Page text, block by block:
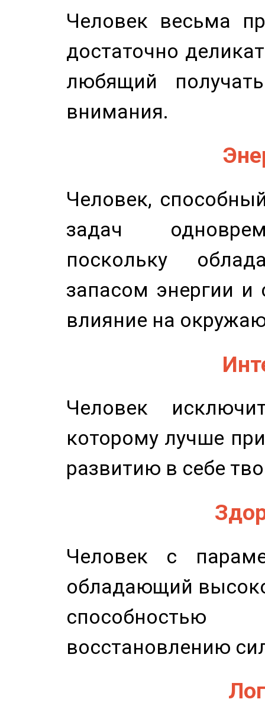
Человек весьма
достаточно
любящий
внимания.
Человек,
задач
поскольку
запасом энергии и
влияние на
Человек
которому лучше
развитию в себе
Человек с
обладающий
восстановлению